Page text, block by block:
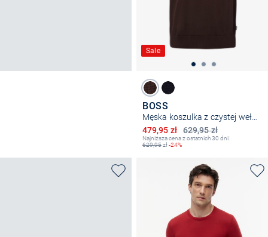
Sale
BOSS
Męska koszulka z czystej wełny – Umauro
629,95 zł
Obniżona cena
479,95 zł
Najniższa cena z ostatnich 30 dni:
629,95zł-24%